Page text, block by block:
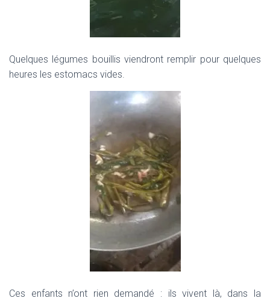
Quelques légumes bouillis viendront remplir pour quelques
heures les estomacs vides.
Ces enfants n’ont rien demandé : ils vivent là, dans la